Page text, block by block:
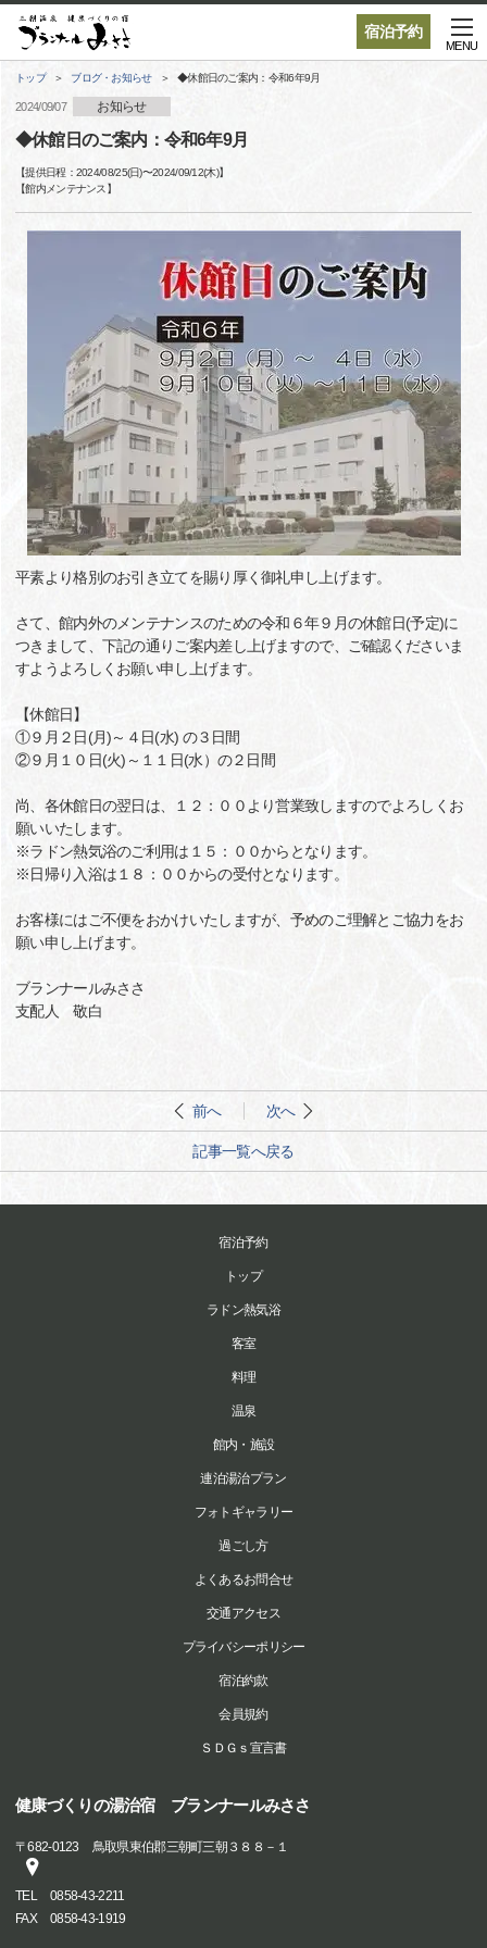
宿泊予約
MENU
トップ ブログ・お知らせ ◆休館日のご案内：令和6年9月
2024/09/07 お知らせ
◆休館日のご案内：令和6年9月
【提供日程： 2024/08/25(日)〜2024/09/12(木)】
【館内メンテナンス 】
平素より格別のお引き立てを賜り厚く御礼申し上げます。
さて、館内外のメンテナンスのための令和６年９月の休館日(予定)に
つきまして、下記の通りご案内差し上げますので、ご確認くださいま
すようよろしくお願い申し上げます。
【休館日】
①９月２日(月)～４日(水) の３日間
②９月１０日(火)～１１日(水）の２日間
尚、各休館日の翌日は、１２：００より営業致しますのでよろしくお
願いいたします。
※ラドン熱気浴のご利用は１５：００からとなります。
※日帰り入浴は１８：００からの受付となります。
お客様にはご不便をおかけいたしますが、予めのご理解とご協力をお
願い申し上げます。
ブランナールみささ
支配人 敬白
前へ 次へ
記事一覧へ戻る
宿泊予約
トップ
ラドン熱気浴
客室
料理
温泉
館内・施設
連泊湯治プラン
フォトギャラリー
過ごし方
よくあるお問合せ
交通アクセス
プライバシーポリシー
宿泊約款
会員規約
ＳＤＧｓ宣言書
健康づくりの湯治宿 ブランナールみささ
〒682-0123 鳥取県東伯郡三朝町三朝３８８－１
TEL
0858-43-2211
FAX
0858-43-1919